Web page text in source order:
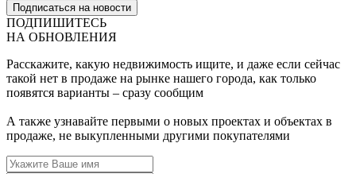
Подписаться на новости
ПОДПИШИТЕСЬ
НА ОБНОВЛЕНИЯ
Расскажите, какую недвижимость ищите, и даже если сейчас
такой нет в продаже на рынке нашего города, как только
появятся варианты – сразу сообщим
А также узнавайте первыми о новых проектах и объектах в
продаже, не выкупленными другими покупателями